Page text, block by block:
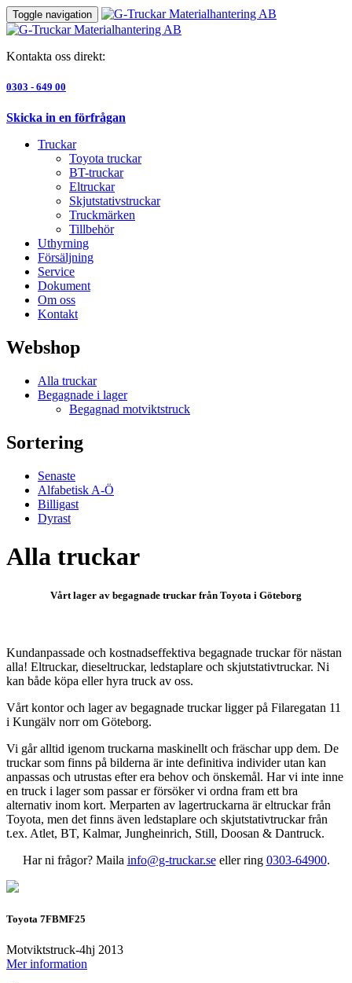
Toggle navigation
Kontakta oss direkt:
0303 - 649 00
Skicka in en förfrågan
Truckar
Toyota truckar
BT-truckar
Eltruckar
Skjutstativstruckar
Truckmärken
Tillbehör
Uthyrning
Försäljning
Service
Dokument
Om oss
Kontakt
Webshop
Alla truckar
Begagnade i lager
Begagnad motviktstruck
Sortering
Senaste
Alfabetisk A-Ö
Billigast
Dyrast
Alla truckar
Vårt lager av begagnade truckar från Toyota i Göteborg
Kundanpassade och kostnadseffektiva begagnade truckar för nästan
alla! Eltruckar, dieseltruckar, ledstaplare och skjutstativtruckar. Ni
kan både köpa eller hyra truck av oss.
Vårt kontor och lager av begagnade truckar ligger på Filaregatan 11
i Kungälv norr om Göteborg.
Vi går alltid igenom truckarna maskinellt och fräschar upp dem. De
truckar som finns på bilderna är inte definitiva individer utan kan
anpassas och utrustas efter era behov och önskemål. Har vi inte inne
en truck i lager som passar er försöker vi ordna fram ett bra
alternativ inom kort. Merparten av lagertruckarna är eltruckar från
Toyota, men det finns även ledstaplare och skjutstativtruckar från
t.ex. Atlet, BT, Kalmar, Jungheinrich, Still, Doosan & Dantruck.
Har ni frågor? Maila info@g-truckar.seeller ring 0303-64900.
Toyota 7FBMF25
Motviktstruck-4hj 2013
Mer information